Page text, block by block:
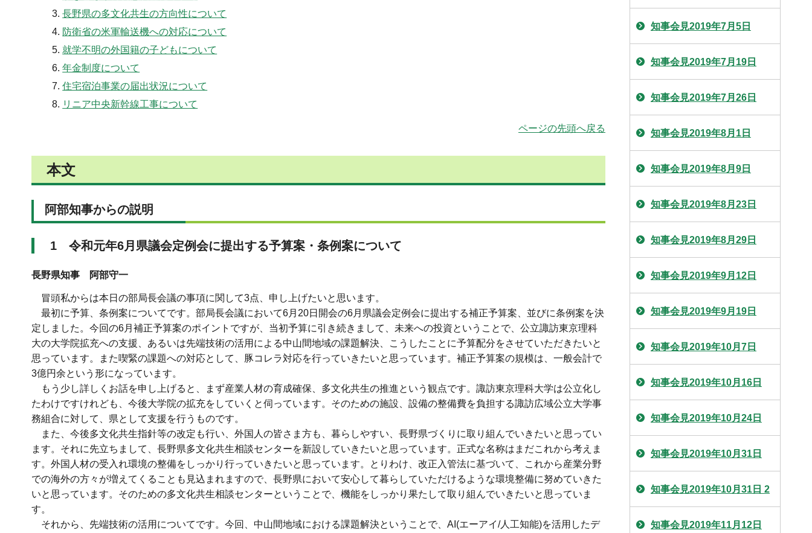
長野県の多文化共生の方向性について
防衛省の米軍輸送機への対応について
就学不明の外国籍の子どもについて
年金制度について
住宅宿泊事業の届出状況について
リニア中央新幹線工事について
ページの先頭へ戻る
本文
阿部知事からの説明
1 令和元年6月県議会定例会に提出する予算案・条例案について
長野県知事 阿部守一
冒頭私からは本日の部局長会議の事項に関して3点、申し上げたいと思います。
最初に予算、条例案についてです。部局長会議において6月20日開会の6月県議会定例会に提出する補正予算案、並びに条例案を決
定しました。今回の6月補正予算案のポイントですが、当初予算に引き続きまして、未来への投資ということで、公立諏訪東京理科
大の大学院拡充への支援、あるいは先端技術の活用による中山間地域の課題解決、こうしたことに予算配分をさせていただきたいと
思っています。また喫緊の課題への対応として、豚コレラ対応を行っていきたいと思っています。補正予算案の規模は、一般会計で
3億円余という形になっています。
もう少し詳しくお話を申し上げると、まず産業人材の育成確保、多文化共生の推進という観点です。諏訪東京理科大学は公立化し
たわけですけれども、今後大学院の拡充をしていくと伺っています。そのための施設、設備の整備費を負担する諏訪広域公立大学事
務組合に対して、県として支援を行うものです。
また、今後多文化共生指針等の改定も行い、外国人の皆さま方も、暮らしやすい、長野県づくりに取り組んでいきたいと思ってい
ます。それに先立ちまして、長野県多文化共生相談センターを新設していきたいと思っています。正式な名称はまだこれから考えま
す。外国人材の受入れ環境の整備をしっかり行っていきたいと思っています。とりわけ、改正入管法に基づいて、これから産業分野
での海外の方々が増えてくることも見込まれますので、長野県において安心して暮らしていただけるような環境整備に努めていきた
いと思っています。そのための多文化共生相談センターということで、機能をしっかり果たして取り組んでいきたいと思っていま
す。
それから、先端技術の活用についてです。今回、中山間地域における課題解決ということで、AI(エーアイ/人工知能)を活用したデ
知事会見2019年7月5日
知事会見2019年7月19日
知事会見2019年7月26日
知事会見2019年8月1日
知事会見2019年8月9日
知事会見2019年8月23日
知事会見2019年8月29日
知事会見2019年9月12日
知事会見2019年9月19日
知事会見2019年10月7日
知事会見2019年10月16日
知事会見2019年10月24日
知事会見2019年10月31日
知事会見2019年10月31日 2
知事会見2019年11月12日